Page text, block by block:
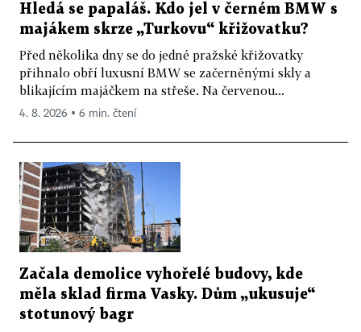
Hledá se papaláš. Kdo jel v černém BMW s
majákem skrze „Turkovu“ křižovatku?
Před několika dny se do jedné pražské křižovatky
přihnalo obří luxusní BMW se začerněnými skly a
blikajícím majáčkem na střeše. Na červenou...
4. 8. 2026 ▪ 6 min. čtení
Začala demolice vyhořelé budovy, kde
měla sklad firma Vasky. Dům „ukusuje“
stotunový bagr